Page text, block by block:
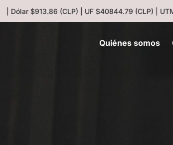
Dólar $913.86 (CLP) | UF $40844.79 (CLP) | UTM
Quiénes somos